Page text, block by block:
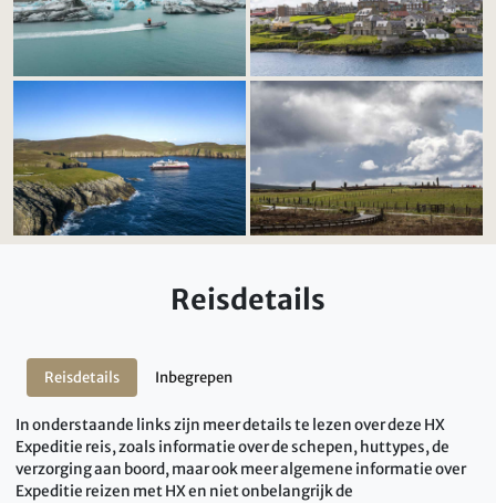
Reisdetails
Reisdetails Inbegrepen
In onderstaande links zijn meer details te lezen over deze HX
Expeditie reis, zoals informatie over de schepen, huttypes, de
verzorging aan boord, maar ook meer algemene informatie over
Expeditie reizen met HX en niet onbelangrijk de